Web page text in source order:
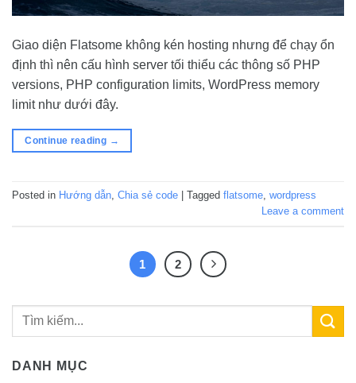
Giao diện Flatsome không kén hosting nhưng để chạy ổn
định thì nên cấu hình server tối thiểu các thông số PHP
versions, PHP configuration limits, WordPress memory
limit như dưới đây.
Continue reading →
Posted in Hướng dẫn Chia sẻ code Tagged flatsome wordpress
Leave a comment
1 2
DANH MỤC